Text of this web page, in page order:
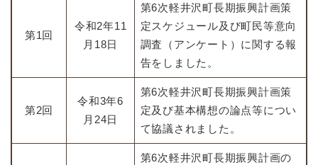
第1回
令和2年11
月18日
第6次軽井沢町長期振興計画策
定スケジュール及び町民等意向
調査（アンケート）に関する報
告をしました。
第2回
令和3年6
月24日
第6次軽井沢町長期振興計画策
定及び基本構想の論点等につい
て協議されました。
第6次軽井沢町長期振興計画の